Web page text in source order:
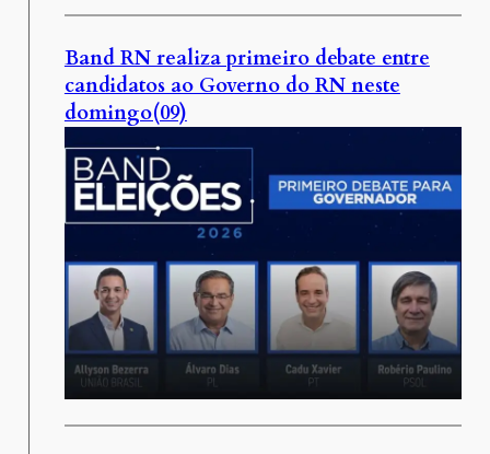
Band RN realiza primeiro debate entre
candidatos ao Governo do RN neste
domingo(09)